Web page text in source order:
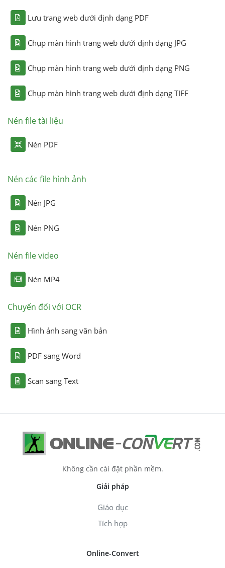
Lưu trang web dưới định dạng PDF
Chụp màn hình trang web dưới định dạng JPG
Chụp màn hình trang web dưới định dạng PNG
Chụp màn hình trang web dưới định dạng TIFF
Nén file tài liệu
Nén PDF
Nén các file hình ảnh
Nén JPG
Nén PNG
Nén file video
Nén MP4
Chuyển đổi với OCR
Hình ảnh sang văn bản
PDF sang Word
Scan sang Text
Không cần cài đặt phần mềm.
Giải pháp
Giáo dục
Tích hợp
Online-Convert